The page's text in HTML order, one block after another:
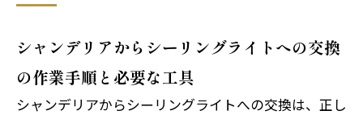
シャンデリアからシーリングライトへの交換
の作業手順と必要な工具
シャンデリアからシーリングライトへの交換は、正し